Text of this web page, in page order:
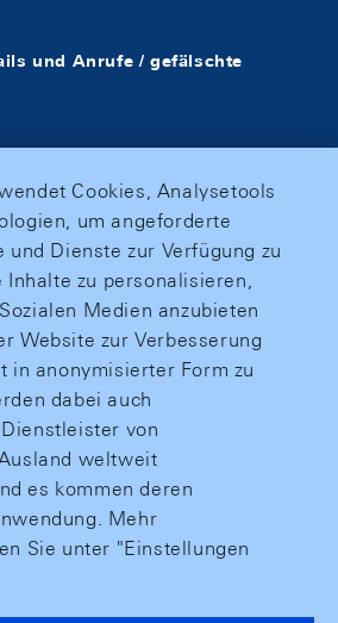
und Anrufe / gefälschte
Cookies, Analysetools
um angeforderte
und Dienste zur Verfügung zu
Inhalte zu personalisieren,
Medien anzubieten
Website zur Verbesserung
in anonymisierter Form zu
dabei auch
von
weltweit
es kommen deren
Mehr
Sie unter "Einstellungen